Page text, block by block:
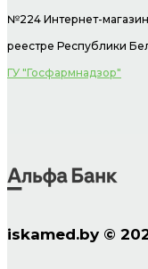
№224 Интернет-магазин
реестре Республики
ГУ "Госфармнадзор"
iskamed.by ©